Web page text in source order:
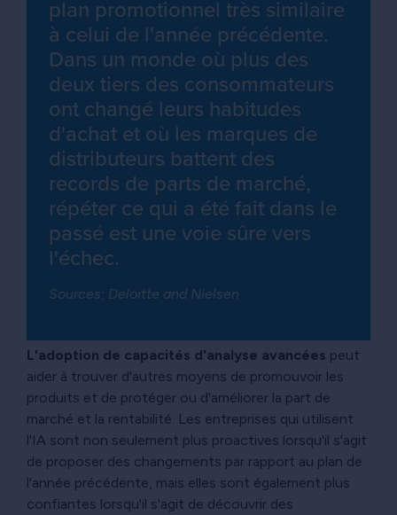
plan promotionnel très similaire
à celui de l'année précédente.
Dans un monde où plus des
deux tiers des consommateurs
ont changé leurs habitudes
d'achat et où les marques de
distributeurs battent des
records de parts de marché,
répéter ce qui a été fait dans le
passé est une voie sûre vers
l'échec.
Sources: Deloitte and Nielsen
L'adoption de capacités d'analyse avancées peut
aider à trouver d'autres moyens de promouvoir les
produits et de protéger ou d'améliorer la part de
marché et la rentabilité. Les entreprises qui utilisent
l'IA sont non seulement plus proactives lorsqu'il s'agit
de proposer des changements par rapport au plan de
l'année précédente, mais elles sont également plus
confiantes lorsqu'il s'agit de découvrir des